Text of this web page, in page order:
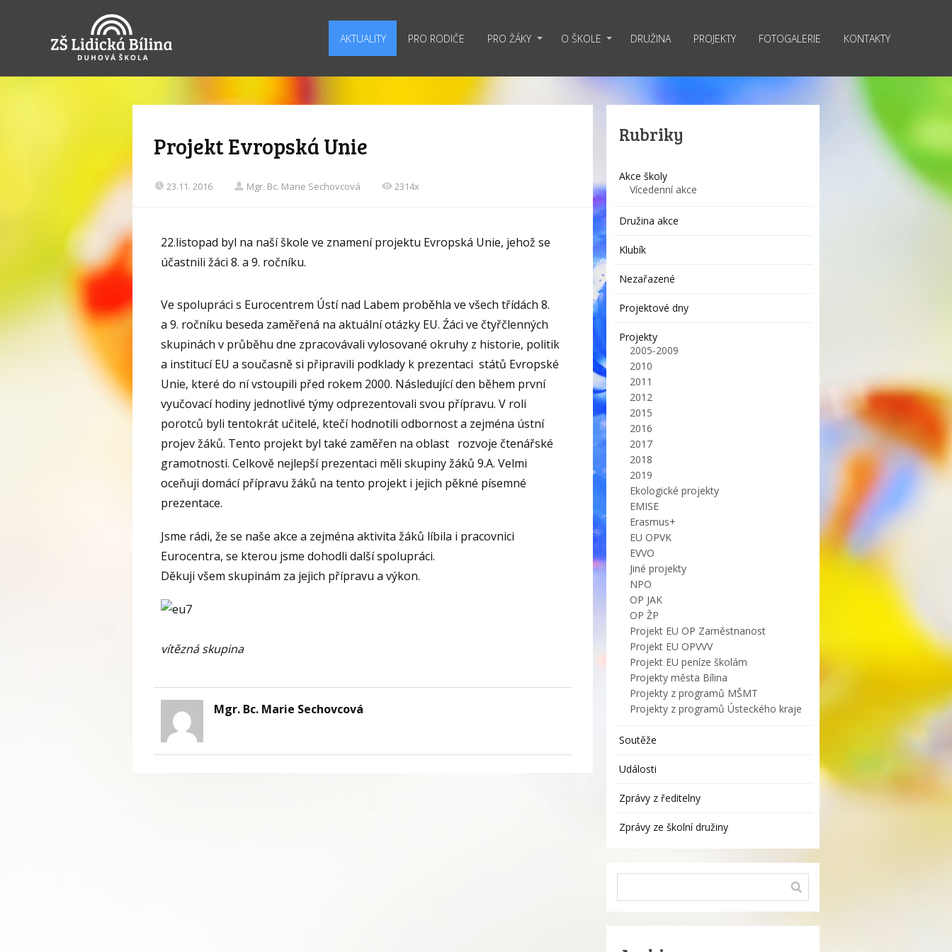
AKTUALITY PRO RODIČE PRO ŽÁKY O ŠKOLE DRUŽINA PROJEKTY FOTOGALERIE KONTAKTY
Projekt Evropská Unie
23.11. 2016 Mgr. Bc. Marie Sechovcová 2314x
22.listopad byl na naší škole ve znamení projektu Evropská Unie, jehož se
účastnili žáci 8. a 9. ročníku.
Ve spolupráci s Eurocentrem Ústí nad Labem proběhla ve všech třídách 8.
a 9. ročníku beseda zaměřená na aktuální otázky EU. Źáci ve čtyřčlenných
skupinách v průběhu dne zpracovávali vylosované okruhy z historie, politik
a institucí EU a současně si připravili podklady k prezentaci států Evropské
Unie, které do ní vstoupili před rokem 2000. Následující den během první
vyučovací hodiny jednotlivé týmy odprezentovali svou přípravu. V roli
porotců byli tentokrát učitelé, ktečí hodnotili odbornost a zejména ústní
projev žáků. Tento projekt byl také zaměřen na oblast rozvoje čtenářské
gramotnosti. Celkově nejlepší prezentaci měli skupiny žáků 9.A. Velmi
oceňuji domácí přípravu žáků na tento projekt i jejich pěkné písemné
prezentace.
Jsme rádi, že se naše akce a zejména aktivita žáků líbila i pracovnici
Eurocentra, se kterou jsme dohodli další spolupráci.
Děkuji všem skupinám za jejich přípravu a výkon.
vítězná skupina
Mgr. Bc. Marie Sechovcová
Rubriky
Akce školy
Vícedenní akce
Družina akce
Klubík
Nezařazené
Projektové dny
Projekty
2005-2009
2010
2011
2012
2015
2016
2017
2018
2019
Ekologické projekty
EMISE
Erasmus+
EU OPVK
EVVO
Jiné projekty
NPO
OP JAK
OP ŽP
Projekt EU OP Zaměstnanost
Projekt EU OPVVV
Projekt EU peníze školám
Projekty města Bílina
Projekty z programů MŠMT
Projekty z programů Ústeckého kraje
Soutěže
Události
Zprávy z ředitelny
Zprávy ze školní družiny